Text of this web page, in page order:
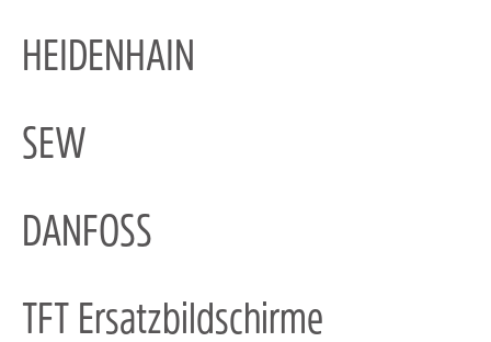
HEIDENHAIN
SEW
DANFOSS
TFT Ersatzbildschirme